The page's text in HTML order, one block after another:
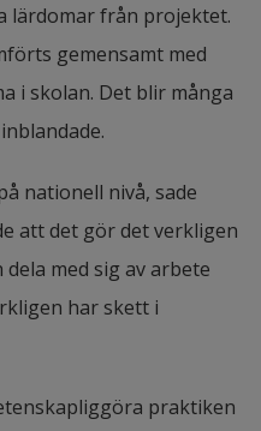
lärdomar från projektet.
gemensamt med
i skolan. Det blir många
nationell nivå, sade
att det gör det verkligen
med sig av arbete
har skett i
praktiken